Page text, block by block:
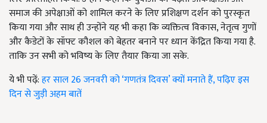
समाज की अपेक्षाओं को शामिल करने के लिए प्रशिक्षण दर्शन को पुरस्कृत
किया गया और साथ ही उन्होंने यह भी कहा कि व्यक्तित्व विकास, नेतृत्व गुणों
और कैडेटों के सॉफ्ट कौशल को बेहतर बनाने पर ध्यान केंद्रित किया गया है.
ताकि उन सभी को भविष्य के लिए तैयार किया जा सके.
ये भी पढ़ें:हर साल 26 जनवरी को ‘गणतंत्र दिवस’ क्यों मनाते हैं, पढ़िए इस
दिन से जुड़ी अहम बातें